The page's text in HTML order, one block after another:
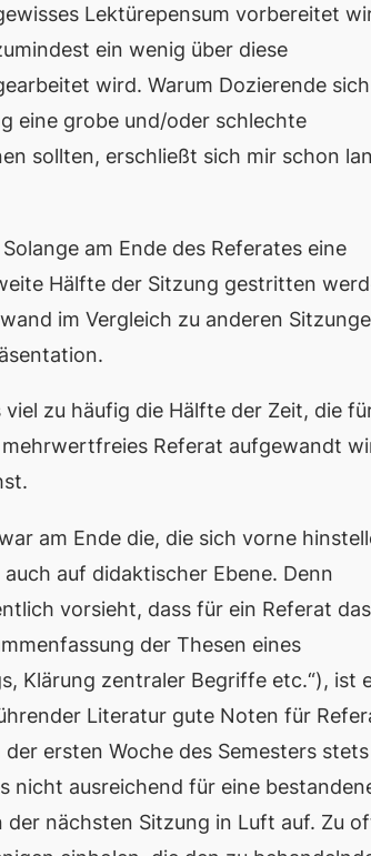
Lektürepensum vorbereitet
ein wenig über diese
wird. Warum Dozierende sich
eine grobe und/oder schlechte
sollten, erschließt sich mir schon
am Ende des Referates eine
Hälfte der Sitzung gestritten
im Vergleich zu anderen
zu häufig die Hälfte der Zeit, die
Referat aufgewandt
am Ende die, die sich vorne
auf didaktischer Ebene. Denn
vorsieht, dass für ein Referat das
der Thesen eines
Klärung zentraler Begriffe etc.“), ist
Literatur gute Noten für
ersten Woche des Semesters stets
nicht ausreichend für eine
nächsten Sitzung in Luft auf. Zu